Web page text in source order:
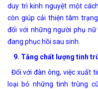
duy trì kinh nguyệt một
còn giúp cải thiện tâm
đối với những người phụ
đang phục hồi sau sinh.
9. Tăng chất lượng tinh
Đối với đàn ông, việc xuất
loại bỏ những tinh trùng